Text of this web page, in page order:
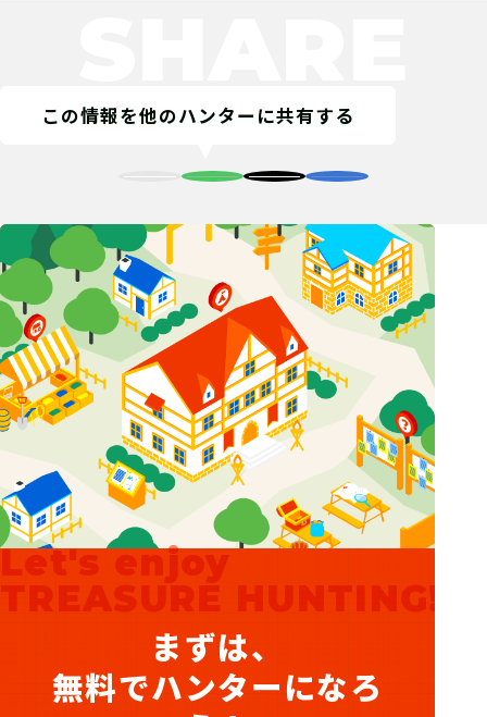
この情報を他のハンターに共有する
Let's enjoy
TREASURE HUNTING!
まずは、
無料でハンターになろ